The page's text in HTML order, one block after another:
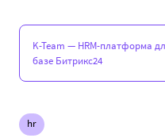
K-Team — HRM-платформа
базе Битрикс24
hr